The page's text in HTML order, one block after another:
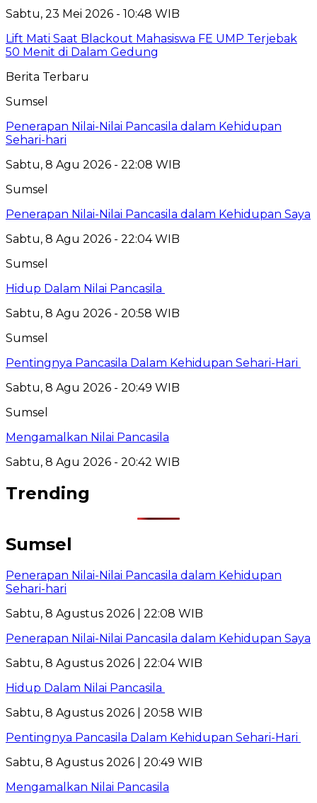
Sabtu, 23 Mei 2026 - 10:48 WIB
Lift Mati Saat Blackout Mahasiswa FE UMP Terjebak
50 Menit di Dalam Gedung
Berita Terbaru
Sumsel
Penerapan Nilai-Nilai Pancasila dalam Kehidupan
Sehari-hari
Sabtu, 8 Agu 2026 - 22:08 WIB
Sumsel
Penerapan Nilai-Nilai Pancasila dalam Kehidupan Saya
Sabtu, 8 Agu 2026 - 22:04 WIB
Sumsel
Hidup Dalam Nilai Pancasila
Sabtu, 8 Agu 2026 - 20:58 WIB
Sumsel
Pentingnya Pancasila Dalam Kehidupan Sehari-Hari
Sabtu, 8 Agu 2026 - 20:49 WIB
Sumsel
Mengamalkan Nilai Pancasila
Sabtu, 8 Agu 2026 - 20:42 WIB
Trending
Sumsel
Penerapan Nilai-Nilai Pancasila dalam Kehidupan
Sehari-hari
Sabtu, 8 Agustus 2026 | 22:08 WIB
Penerapan Nilai-Nilai Pancasila dalam Kehidupan Saya
Sabtu, 8 Agustus 2026 | 22:04 WIB
Hidup Dalam Nilai Pancasila
Sabtu, 8 Agustus 2026 | 20:58 WIB
Pentingnya Pancasila Dalam Kehidupan Sehari-Hari
Sabtu, 8 Agustus 2026 | 20:49 WIB
Mengamalkan Nilai Pancasila